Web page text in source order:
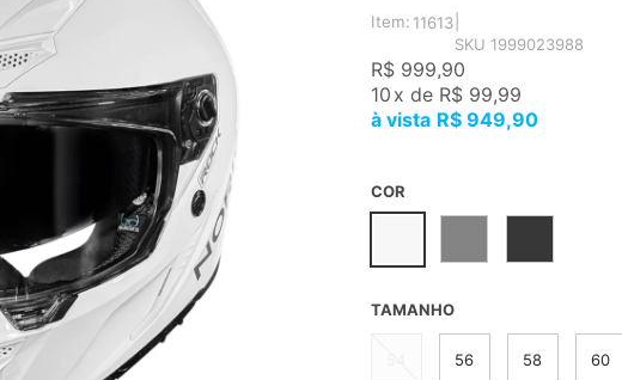
Item: 11613
SKU 1999023988
R$ 999,90
10 x de R$ 99,99
R$ 949,90
COR
TAMANHO
56 58 60